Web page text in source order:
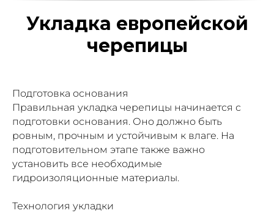
Укладка европейской
черепицы
Подготовка основания
Правильная укладка черепицы начинается с
подготовки основания. Оно должно быть
ровным, прочным и устойчивым к влаге. На
подготовительном этапе также важно
установить все необходимые
гидроизоляционные материалы.
Технология укладки